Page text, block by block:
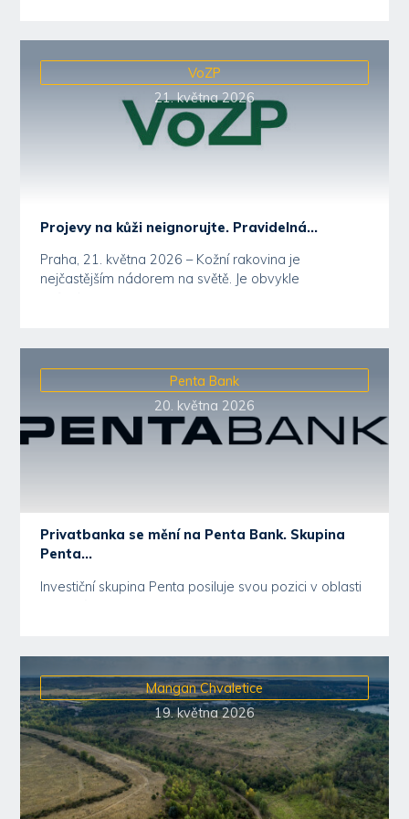
VoZP
21. května 2026
Projevy na kůži neignorujte. Pravidelná...
Praha, 21. května 2026 – Kožní rakovina je
nejčastějším nádorem na světě. Je obvykle
Penta Bank
20. května 2026
Privatbanka se mění na Penta Bank. Skupina
Penta...
Investiční skupina Penta posiluje svou pozici v oblasti
Mangan Chvaletice
19. května 2026